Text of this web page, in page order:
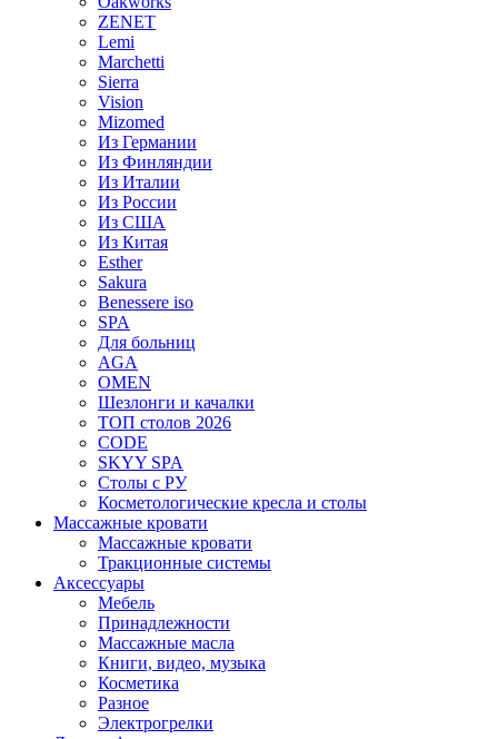
ZENET
Lemi
Marchetti
Sierra
Vision
Mizomed
Из Германии
Из Финляндии
Из Италии
Из России
Из США
Из Китая
Esther
Sakura
Benessere iso
SPA
Для больниц
AGA
OMEN
Шезлонги и качалки
ТОП столов 2026
CODE
SKYY SPA
Столы с РУ
Косметологические кресла и столы
Массажные кровати
Массажные кровати
Тракционные системы
Аксессуары
Мебель
Принадлежности
Массажные масла
Книги, видео, музыка
Косметика
Разное
Электрогрелки